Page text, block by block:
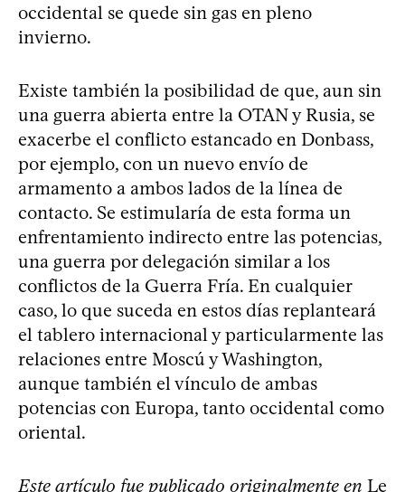
occidental se quede sin gas en pleno
invierno.
Existe también la posibilidad de que, aun sin
una guerra abierta entre la OTAN y Rusia, se
exacerbe el conflicto estancado en Donbass,
por ejemplo, con un nuevo envío de
armamento a ambos lados de la línea de
contacto. Se estimularía de esta forma un
enfrentamiento indirecto entre las potencias,
una guerra por delegación similar a los
conflictos de la Guerra Fría. En cualquier
caso, lo que suceda en estos días replanteará
el tablero internacional y particularmente las
relaciones entre Moscú y Washington,
aunque también el vínculo de ambas
potencias con Europa, tanto occidental como
oriental.
Este artículo fue publicado originalmente en Le